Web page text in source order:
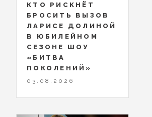
КТО РИСКНЁТ
БРОСИТЬ ВЫЗОВ
ЛАРИСЕ ДОЛИНОЙ
В ЮБИЛЕЙНОМ
СЕЗОНЕ ШОУ
«БИТВА
ПОКОЛЕНИЙ»
03.08.2026